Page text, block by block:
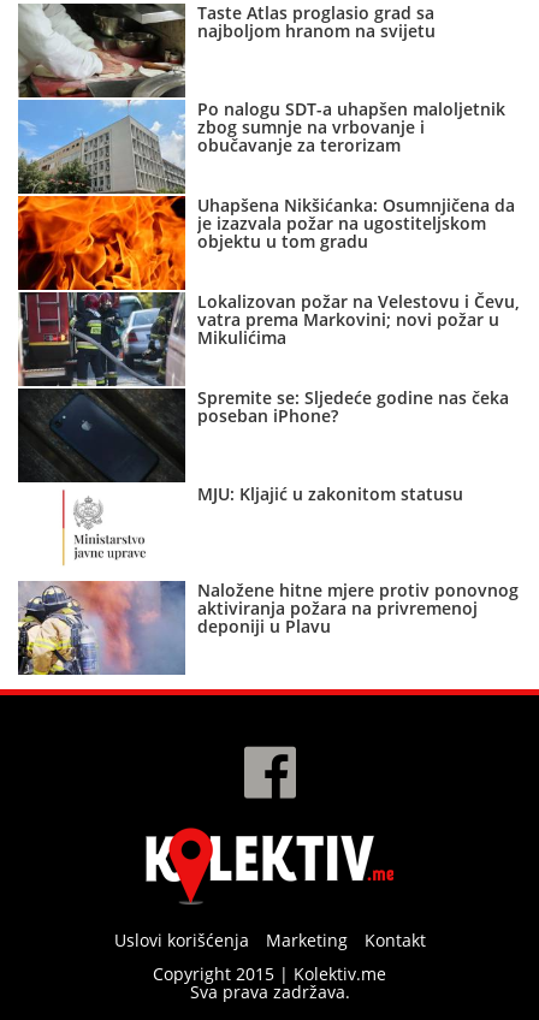
Taste Atlas proglasio grad sa
najboljom hranom na svijetu
Po nalogu SDT-a uhapšen maloljetnik
zbog sumnje na vrbovanje i
obučavanje za terorizam
Uhapšena Nikšićanka: Osumnjičena da
je izazvala požar na ugostiteljskom
objektu u tom gradu
Lokalizovan požar na Velestovu i Čevu,
vatra prema Markovini; novi požar u
Mikulićima
Spremite se: Sljedeće godine nas čeka
poseban iPhone?
MJU: Kljajić u zakonitom statusu
Naložene hitne mjere protiv ponovnog
aktiviranja požara na privremenoj
deponiji u Plavu
Uslovi korišćenja Marketing
Kontakt
Copyright 2015 | Kolektiv.me
Sva prava zadržava.